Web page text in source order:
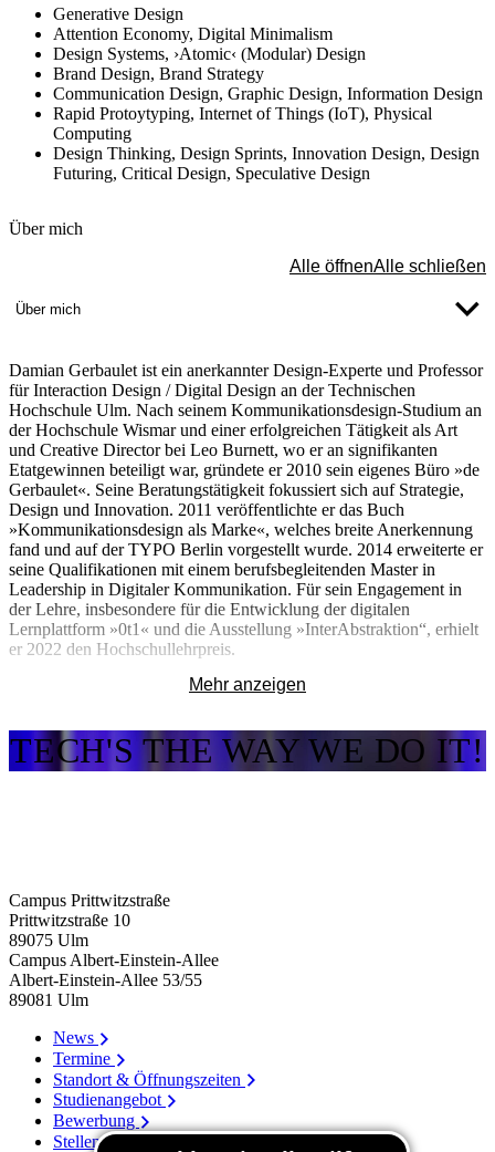
Generative Design
Attention Economy, Digital Minimalism
Design Systems, ›Atomic‹ (Modular) Design
Brand Design, Brand Strategy
Communication Design, Graphic Design, Information Design
Rapid Protoytyping, Internet of Things (IoT), Physical
Computing
Design Thinking, Design Sprints, Innovation Design, Design
Futuring, Critical Design, Speculative Design
Über mich
Alle öffnenAlle schließen
Über mich
Damian Gerbaulet ist ein anerkannter Design-Experte und Professor
für Interaction Design / Digital Design an der Technischen
Hochschule Ulm. Nach seinem Kommunikationsdesign-Studium an
der Hochschule Wismar und einer erfolgreichen Tätigkeit als Art
und Creative Director bei Leo Burnett, wo er an signifikanten
Etatgewinnen beteiligt war, gründete er 2010 sein eigenes Büro »de
Gerbaulet«. Seine Beratungstätigkeit fokussiert sich auf Strategie,
Design und Innovation. 2011 veröffentlichte er das Buch
»Kommunikationsdesign als Marke«, welches breite Anerkennung
fand und auf der TYPO Berlin vorgestellt wurde. 2014 erweiterte er
seine Qualifikationen mit einem berufsbegleitenden Master in
Leadership in Digitaler Kommunikation. Für sein Engagement in
der Lehre, insbesondere für die Entwicklung der digitalen
Lernplattform »0t1« und die Ausstellung »InterAbstraktion“, erhielt
er 2022 den Hochschullehrpreis.
Prof. Gerbaulet ist u.a. Leiter des Eignungsfeststellungsverfahrens
Mehr anzeigen
TECH'S THE WAY WE DO IT!
Campus Prittwitzstraße
Prittwitzstraße 10
89075 Ulm
Campus Albert-Einstein-Allee
Albert-Einstein-Allee 53/​55
89081 Ulm
News
Termine
Standort & Öffnungszeiten
Studienangebot
Bewerbung
Stellenangebote